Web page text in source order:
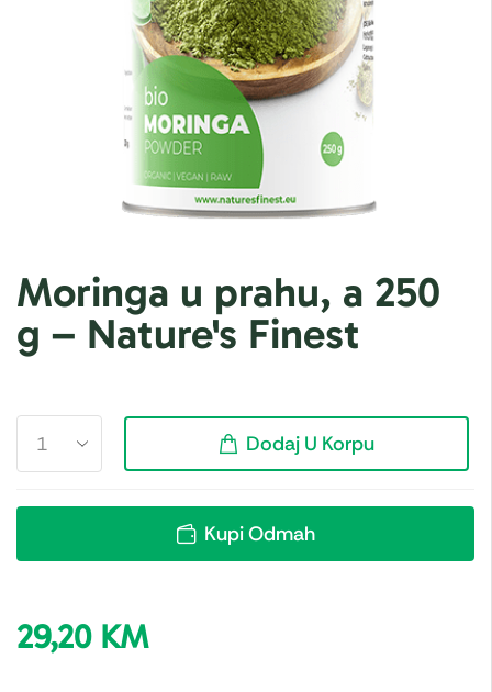
Moringa u prahu, a 250
g – Nature's Finest
Dodaj U Korpu
Kupi Odmah
29,20 KM